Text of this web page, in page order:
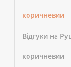
коричневий
Відгуки на
коричневий